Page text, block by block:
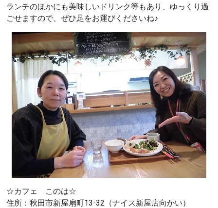
ランチのほかにも美味しいドリンク等もあり、ゆっくり過
ごせますので、ぜひ足をお運びくださいね♪
☆カフェ このは☆
住所：秋田市新屋扇町13-32（ナイス新屋店向かい）